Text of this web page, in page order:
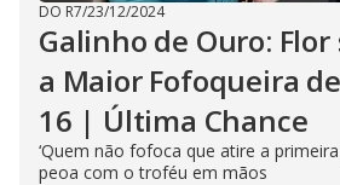
DO R7/23/12/2024
Galinho de Ouro: Flor
a Maior Fofoqueira
16 | Última Chance
‘Quem não fofoca que atire a primeira
peoa com o troféu em mãos